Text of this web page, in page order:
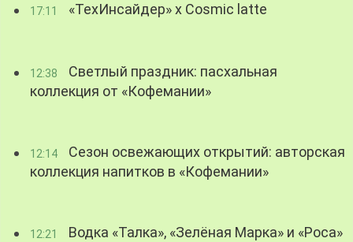
17:11 «ТехИнсайдер» х Cosmic latte
12:38
Светлый праздник: пасхальная
коллекция от «Кофемании»
12:14
Сезон освежающих открытий: авторская
коллекция напитков в «Кофемании»
12:21
Водка «Талка», «Зелёная Марка» и «Роса»